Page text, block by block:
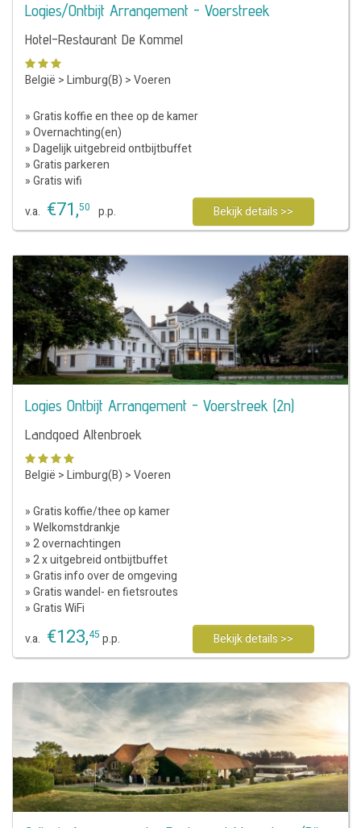
Logies/Ontbijt Arrangement - Voerstreek
Hotel-Restaurant De Kommel
België >Limburg(B) >Voeren
» Gratis koffie en thee op de kamer
» Overnachting(en)
» Dagelijk uitgebreid ontbijtbuffet
» Gratis parkeren
» Gratis wifi
v.a. €71,50 p.p. Bekijk details >>
Logies Ontbijt Arrangement - Voerstreek (2n)
Landgoed Altenbroek
België >Limburg(B) >Voeren
» Gratis koffie/thee op kamer
» Welkomstdrankje
» 2 overnachtingen
» 2 x uitgebreid ontbijtbuffet
» Gratis info over de omgeving
» Gratis wandel- en fietsroutes
» Gratis WiFi
v.a. €123,45 p.p. Bekijk details >>